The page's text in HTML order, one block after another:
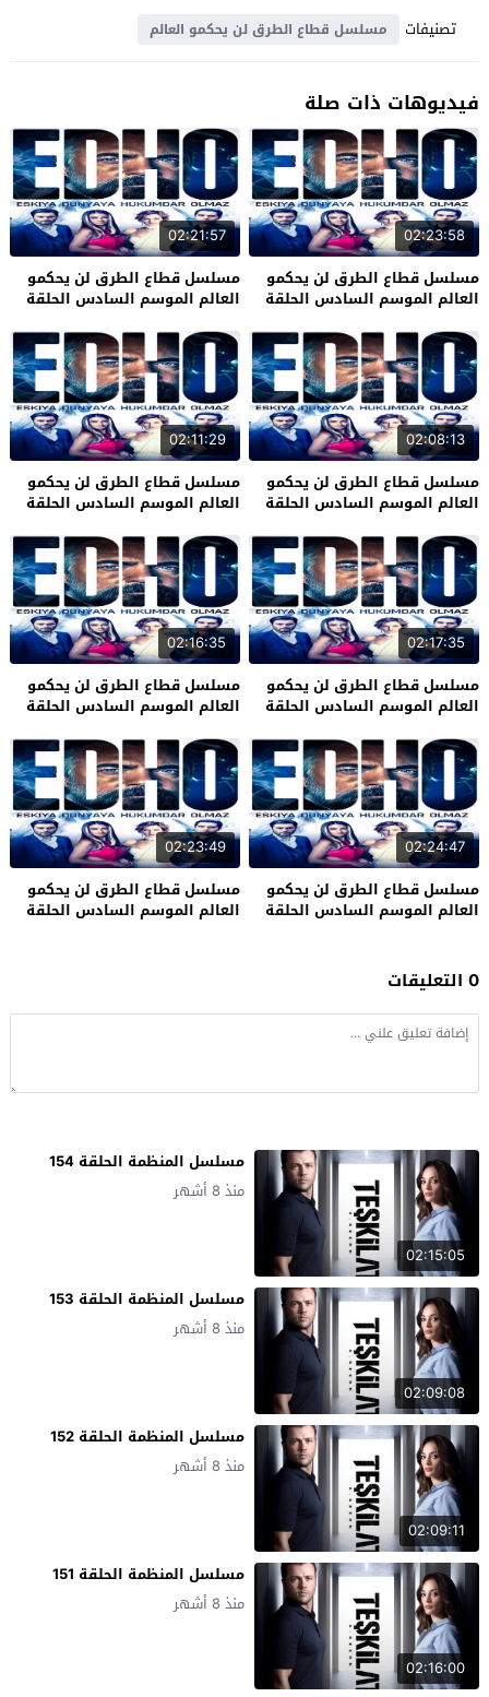
تصنيفات
مسلسل قطاع الطرق لن يحكمو العالم
فيديوهات ذات صلة
02:23:58
مسلسل قطاع الطرق لن يحكمو
العالم الموسم السادس الحلقة
02:21:57
مسلسل قطاع الطرق لن يحكمو
العالم الموسم السادس الحلقة
02:08:13
مسلسل قطاع الطرق لن يحكمو
العالم الموسم السادس الحلقة
02:11:29
مسلسل قطاع الطرق لن يحكمو
العالم الموسم السادس الحلقة
02:17:35
مسلسل قطاع الطرق لن يحكمو
العالم الموسم السادس الحلقة
02:16:35
مسلسل قطاع الطرق لن يحكمو
العالم الموسم السادس الحلقة
02:24:47
مسلسل قطاع الطرق لن يحكمو
العالم الموسم السادس الحلقة
02:23:49
مسلسل قطاع الطرق لن يحكمو
العالم الموسم السادس الحلقة
0 التعليقات
02:15:05
مسلسل المنظمة الحلقة 154
منذ 8 أشهر
02:09:08
مسلسل المنظمة الحلقة 153
منذ 8 أشهر
02:09:11
مسلسل المنظمة الحلقة 152
منذ 8 أشهر
02:16:00
مسلسل المنظمة الحلقة 151
منذ 8 أشهر